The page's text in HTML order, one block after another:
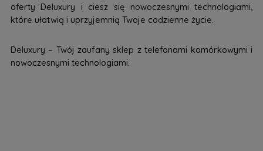
oferty Deluxury i ciesz się nowoczesnymi technologiami,
które ułatwią i uprzyjemnią Twoje codzienne życie.
Deluxury – Twój zaufany sklep z telefonami komórkowymi i
nowoczesnymi technologiami.